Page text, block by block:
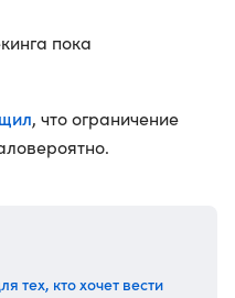
пока
, что ограничение
тех, кто хочет вести